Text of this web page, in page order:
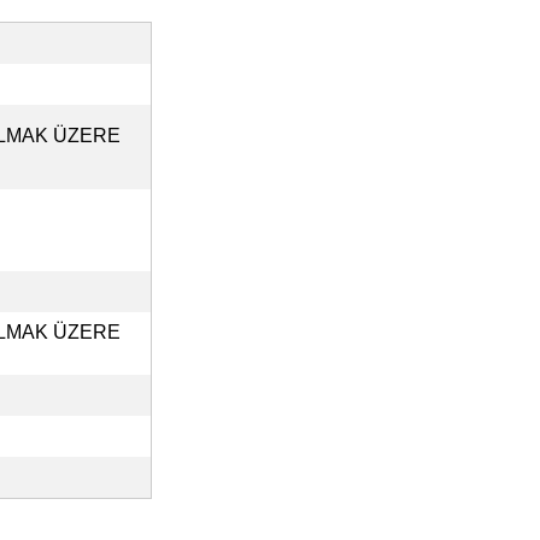
ÜZERE
ÜZERE